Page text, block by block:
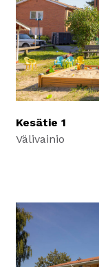
Kesätie 1
Välivainio